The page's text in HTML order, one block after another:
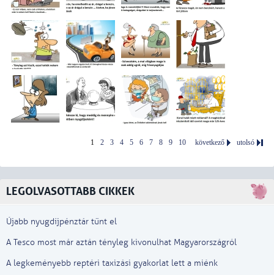
1 2 3 4 5 6 7 8 9 10 következő utolsó
LEGOLVASOTTABB CIKKEK
Újabb nyugdíjpénztár tűnt el
A Tesco most már aztán tényleg kivonulhat Magyarországról
A legkeményebb reptéri taxizási gyakorlat lett a miénk